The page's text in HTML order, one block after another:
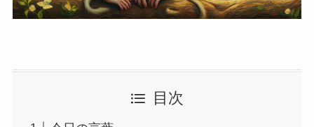
目次